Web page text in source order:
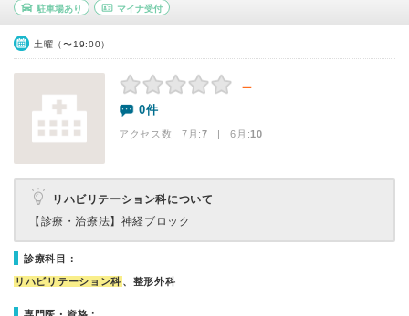
駐車場あり マイナ受付
土曜（〜19:00）
－
0件
アクセス数 7月:7 | 6月:10
リハビリテーション科について
【診療・治療法】 神経ブロック
診療科目：
リハビリテーション科 、整形外科